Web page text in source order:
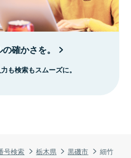
号検索 栃木県 黒磯市 細竹
確かさを。
も検索もスムーズに。